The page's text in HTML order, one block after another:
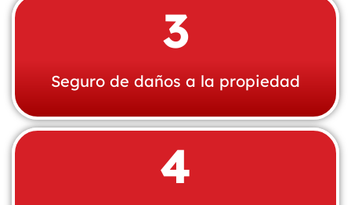
3
Seguro de daños a la propiedad
4